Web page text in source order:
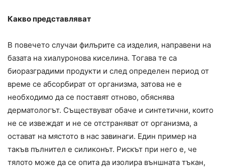
Какво представляват
В повечето случаи филърите са изделия, направени на
базата на хиалуронова киселина. Тогава те са
биоразградими продукти и след определен период от
време се абсорбират от организма, затова не е
необходимо да се поставят отново, обяснява
дерматологът. Съществуват обаче и синтетични, които
не се извеждат и не се отстраняват от организма, а
остават на мястото в нас завинаги. Един пример на
такъв пълнител е силиконът. Рискът при него е, че
тялото може да се опита да изолира външната тъкан,